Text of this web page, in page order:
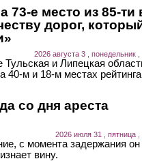
73-е место из 85-ти
дорог,
2026 августа 3 , понедельник ,
и Липецкая
40-м и 18-м местах
со дня ареста
2026 июля 31 , пятница ,
с момента задержания он
вину.